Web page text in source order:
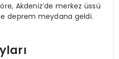
Akdeniz’de merkez üssü
deprem meydana geldi.